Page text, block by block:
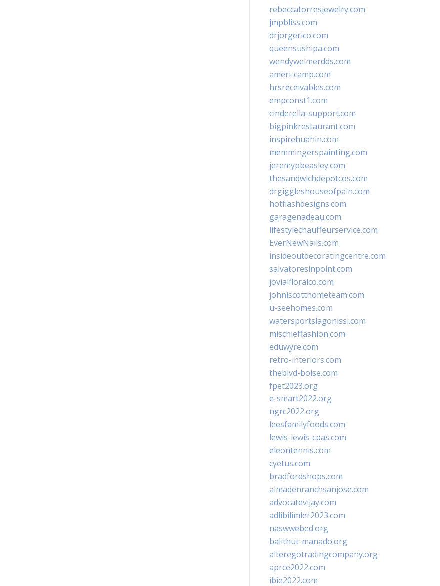
rebeccatorresjewelry.com
jmpbliss.com
drjorgerico.com
queensushipa.com
wendyweimerdds.com
ameri-camp.com
hrsreceivables.com
empconst1.com
cinderella-support.com
bigpinkrestaurant.com
inspirehuahin.com
memmingerspainting.com
jeremypbeasley.com
thesandwichdepotcos.com
drgiggleshouseofpain.com
hotflashdesigns.com
garagenadeau.com
lifestylechauffeurservice.com
EverNewNails.com
insideoutdecoratingcentre.com
salvatoresinpoint.com
jovialfloralco.com
johnlscotthometeam.com
u-seehomes.com
watersportslagonissi.com
mischieffashion.com
eduwyre.com
retro-interiors.com
theblvd-boise.com
fpet2023.org
e-smart2022.org
ngrc2022.org
leesfamilyfoods.com
lewis-lewis-cpas.com
eleontennis.com
cyetus.com
bradfordshops.com
almadenranchsanjose.com
advocatevijay.com
adlibilimler2023.com
naswwebed.org
balithut-manado.org
alteregotradingcompany.org
aprce2022.com
ibie2022.com